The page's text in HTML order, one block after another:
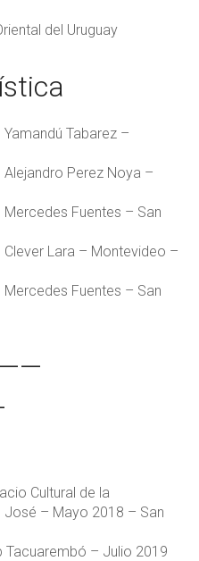
del Uruguay
Tabarez –
Alejandro Perez Noya –
Fuentes – San
Clever Lara – Montevideo –
Fuentes – San
Cultural de la
José – Mayo 2018 – San
Tacuarembó – Julio 2019